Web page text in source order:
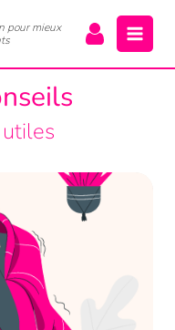
pour mieux